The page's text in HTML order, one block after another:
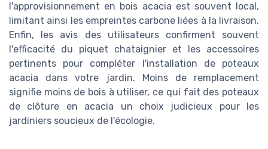
l'approvisionnement en bois acacia est souvent local,
limitant ainsi les empreintes carbone liées à la livraison.
Enfin, les avis des utilisateurs confirment souvent
l'efficacité du piquet chataignier et les accessoires
pertinents pour compléter l'installation de poteaux
acacia dans votre jardin. Moins de remplacement
signifie moins de bois à utiliser, ce qui fait des poteaux
de clôture en acacia un choix judicieux pour les
jardiniers soucieux de l'écologie.